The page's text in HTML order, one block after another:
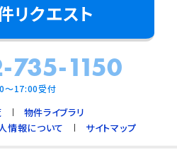
リクエスト
735-1150
～17:00受付
物件ライブラリ
情報について サイトマップ